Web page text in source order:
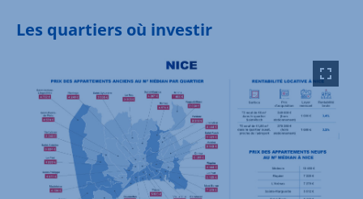
Les quartiers où investir